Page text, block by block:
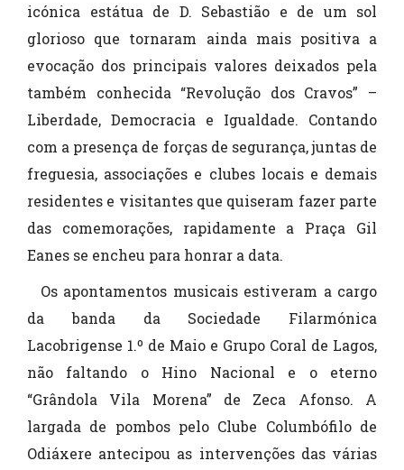
icónica estátua de D. Sebastião e de um sol
glorioso que tornaram ainda mais positiva a
evocação dos principais valores deixados pela
também conhecida “Revolução dos Cravos” –
Liberdade, Democracia e Igualdade. Contando
com a presença de forças de segurança, juntas de
freguesia, associações e clubes locais e demais
residentes e visitantes que quiseram fazer parte
das comemorações, rapidamente a Praça Gil
Eanes se encheu para honrar a data.
Os apontamentos musicais estiveram a cargo
da banda da Sociedade Filarmónica
Lacobrigense 1.º de Maio e Grupo Coral de Lagos,
não faltando o Hino Nacional e o eterno
“Grândola Vila Morena” de Zeca Afonso. A
largada de pombos pelo Clube Columbófilo de
Odiáxere antecipou as intervenções das várias